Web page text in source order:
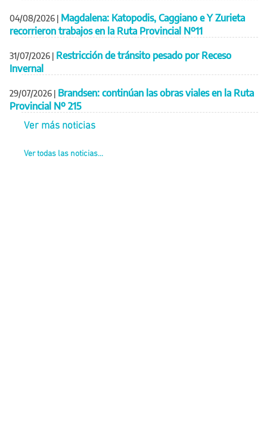
04/08/2026 | Magdalena: Katopodis, Caggiano e Y Zurieta
recorrieron trabajos en la Ruta Provincial Nº11
31/07/2026 | Restricción de tránsito pesado por Receso
Invernal
29/07/2026 | Brandsen: continúan las obras viales en la Ruta
Provincial Nº 215
Ver más noticias
Ver todas las noticias...